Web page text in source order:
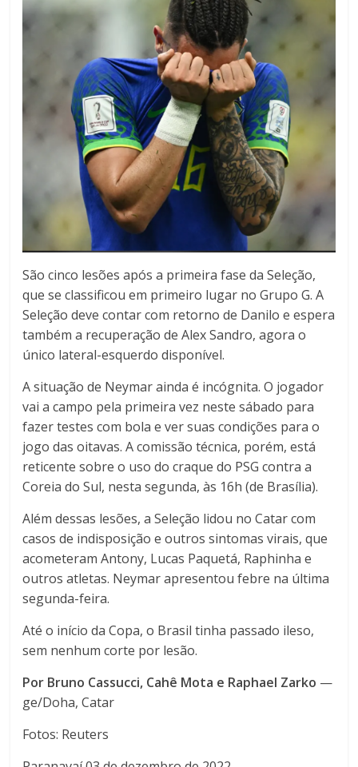
São cinco lesões após a primeira fase da Seleção,
que se classificou em primeiro lugar no Grupo G. A
Seleção deve contar com retorno de Danilo e espera
também a recuperação de Alex Sandro, agora o
único lateral-esquerdo disponível.
A situação de Neymar ainda é incógnita. O jogador
vai a campo pela primeira vez neste sábado para
fazer testes com bola e ver suas condições para o
jogo das oitavas. A comissão técnica, porém, está
reticente sobre o uso do craque do PSG contra a
Coreia do Sul, nesta segunda, às 16h (de Brasília).
Além dessas lesões, a Seleção lidou no Catar com
casos de indisposição e outros sintomas virais, que
acometeram Antony, Lucas Paquetá, Raphinha e
outros atletas. Neymar apresentou febre na última
segunda-feira.
Até o início da Copa, o Brasil tinha passado ileso,
sem nenhum corte por lesão.
Por Bruno Cassucci, Cahê Mota e Raphael Zarko —
ge/Doha, Catar
Fotos: Reuters